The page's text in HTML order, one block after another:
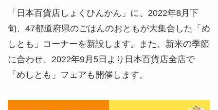
「日本百貨店しょくひんかん」に、2022年8月下
旬、47都道府県のごはんのおともが大集合した「め
しとも」コーナーを新設します。また、新米の季節
に合わせ、2022年9月5日より日本百貨店全店で
「めしとも」フェアも開催します。